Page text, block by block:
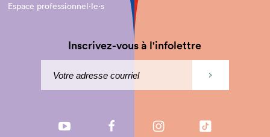
Espace professionnel·le⋅s
Inscrivez-vous à l'infolettre